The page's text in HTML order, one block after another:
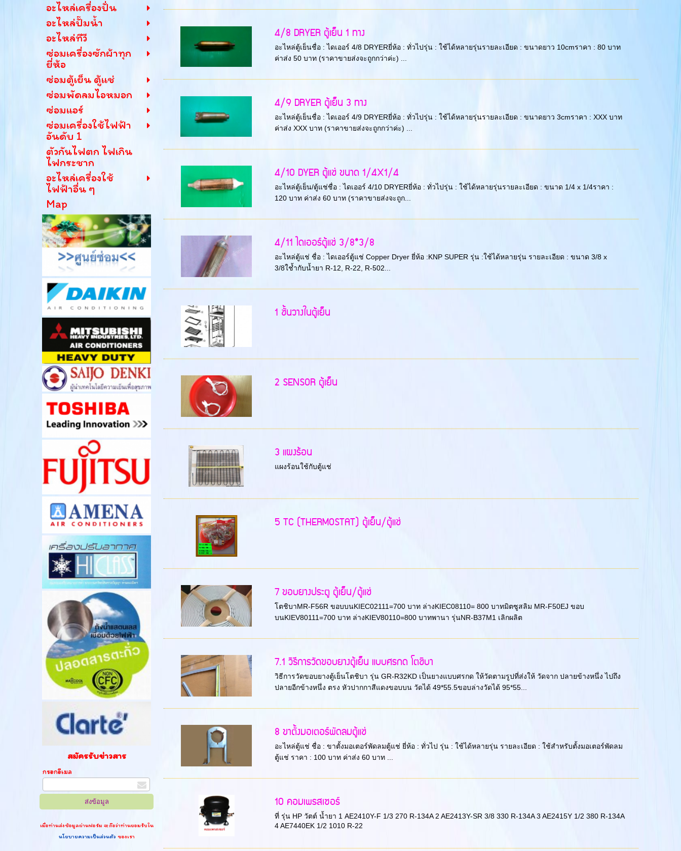
อะไหล่เครื่องปั่น
อะไหล่ปั๊มน้ำ
อะไหล่ทีวี
ซ่อมเครื่องซักผ้าทุก
ยี่ห้อ
ซ่อมตู้เย็น ตู้แช่
ซ่อมพัดลมไอหมอก
ซ่อมแอร์
ซ่อมเครื่องใช้ไฟฟ้า
อันดับ 1
ตัวกันไฟตก ไฟเกิน
ไฟกระชาก
อะไหล่เครื่องใช้
ไฟฟ้าอื่น ๆ
Map
สมัครรับข่าวสาร
กรอกอีเมล
เมื่อท่านส่งข้อมูลผ่านฟอร์ม จะถือว่าท่านยอมรับใน
นโยบายความเป็นส่วนตัว ของเรา
4/8 DRYER ตู้เย็น 1 ทาง
อะไหล่ตู้เย็นชื่อ : ไดเออร์ 4/8 DRYERยี่ห้อ : ทั่วไปรุ่น : ใช้ได้หลายรุ่นรายละเอียด : ขนาดยาว 10cmราคา : 80 บาท
ค่าส่ง 50 บาท (ราคาขายส่งจะถูกกว่าค่ะ) ...
4/9 DRYER ตู้เย็น 3 ทาง
อะไหล่ตู้เย็นชื่อ : ไดเออร์ 4/9 DRYERยี่ห้อ : ทั่วไปรุ่น : ใช้ได้หลายรุ่นรายละเอียด : ขนาดยาว 3cmราคา : XXX บาท
ค่าส่ง XXX บาท (ราคาขายส่งจะถูกกว่าค่ะ) ...
4/10 DYER ตู้แช่ ขนาด 1/4X1/4
อะไหล่ตู้เย็น/ตู้แช่ชื่อ : ไดเออร์ 4/10 DRYERยี่ห้อ : ทั่วไปรุ่น : ใช้ได้หลายรุ่นรายละเอียด : ขนาด 1/4 x 1/4ราคา :
120 บาท ค่าส่ง 60 บาท (ราคาขายส่งจะถูก...
4/11 ไดเออร์ตู้แช่ 3/8*3/8
อะไหล่ตู้แช่ ชื่อ : ไดเออร์ตู้แช่ Copper Dryer ยี่ห้อ :KNP SUPER รุ่น :ใช้ได้หลายรุ่น รายละเอียด : ขนาด 3/8 x
3/8ใช้ำกับน้ำยา R-12, R-22, R-502...
1 ชั้นวางในตู้เย็น
2 SENSOR ตู้เย็น
3 แผงร้อน
แผงร้อนใช้กับตู้แช่
5 TC (THERMOSTAT) ตู้เย็น/ตู้แช่
7 ขอบยางประตู ตู้เย็น/ตู้แช่
โตชิบาMR-F56R ขอบบนKIEC02111=700 บาท ล่างKIEC08110= 800 บาทมิตซูสลิม MR-F50EJ ขอบ
บนKIEV80111=700 บาท ล่างKIEV80110=800 บาทพานา รุ่นNR-B37M1 เลิกผลิต
7.1 วิธีการวัดขอบยางตู้เย็น แบบศรกด โตชิบา
วิธีการวัดขอบยางตู้เย็นโตชิบา รุ่น GR-R32KD เป็นยางแบบศรกด ให้วัดตามรูปที่ส่งให้ วัดจาก ปลายข้างหนึ่ง ไปถึง
ปลายอีกข้างหนึ่ง ตรง หัวปากกาสีแดงขอบบน วัดได้ 49*55.5ขอบล่างวัดได้ 95*55...
8 ขาตั้งมอเตอร์พัดลมตู้แช่
อะไหล่ตู้แช่ ชื่อ : ขาตั้งมอเตอร์พัดลมตู้แช่ ยี่ห้อ : ทั่วไป รุ่น : ใช้ได้หลายรุ่น รายละเอียด : ใช้สำหรับตั้งมอเตอร์พัดลม
ตู้แช่ ราคา : 100 บาท ค่าส่ง 60 บาท ...
10 คอมเพรสเซอร์
ที่ รุ่น HP วัตต์ น้ำยา 1 AE2410Y-F 1/3 270 R-134A 2 AE2413Y-SR 3/8 330 R-134A 3 AE2415Y 1/2 380 R-134A
4 AE7440EK 1/2 1010 R-22